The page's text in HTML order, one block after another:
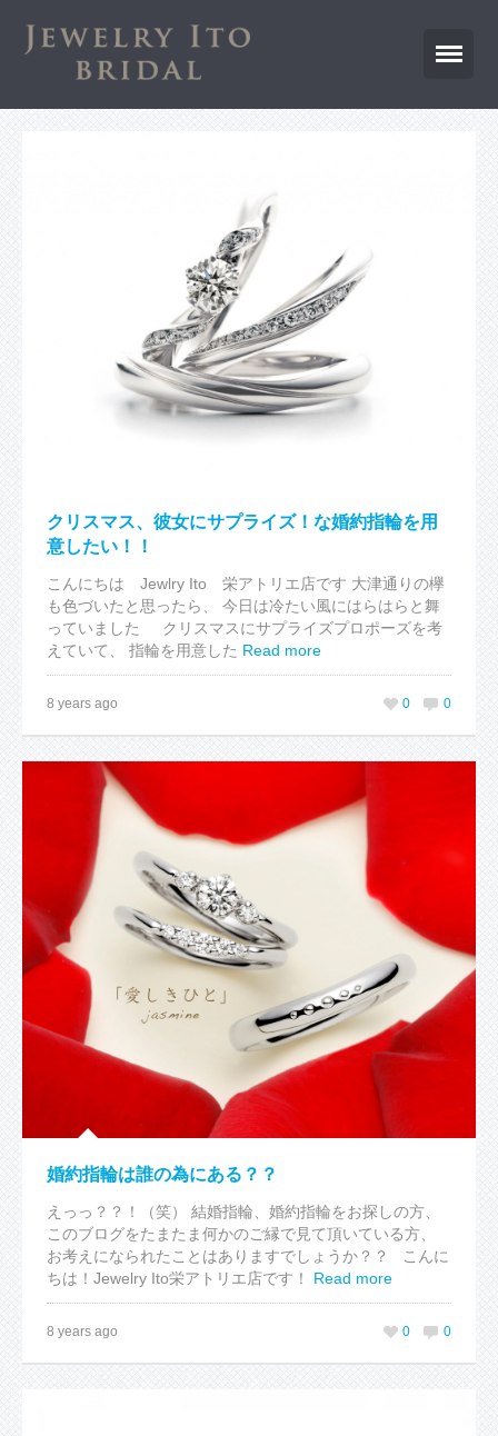
幸せカップルさま
ゆびわやさんで結婚式
スタッフVoice
クリスマス、彼女にサプライズ！な婚約指輪を用
意したい！！
こんにちは Jewlry Ito 栄アトリエ店です 大津通りの欅
も色づいたと思ったら、 今日は冷たい風にはらはらと舞
っていました クリスマスにサプライズプロポーズを考
えていて、 指輪を用意した Read more
8 years ago 0
0
婚約指輪は誰の為にある？？
えっっ？？！（笑） 結婚指輪、婚約指輪をお探しの方、
このブログをたまたま何かのご縁で見て頂いている方、
お考えになられたことはありますでしょうか？？ こんに
ちは！Jewelry Ito栄アトリエ店です！ Read more
8 years ago 0
0